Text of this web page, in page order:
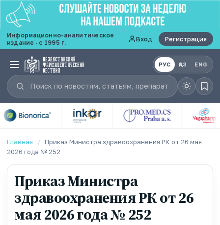
Информационно-аналитическое
издание · с 1995 г.
Вход Регистрация
РУС ҚАЗ ENG
Главная / Приказ Министра здравоохранения РК от 26 мая
2026 года № 252
Приказ Министра
здравоохранения РК от 26
мая 2026 года № 252